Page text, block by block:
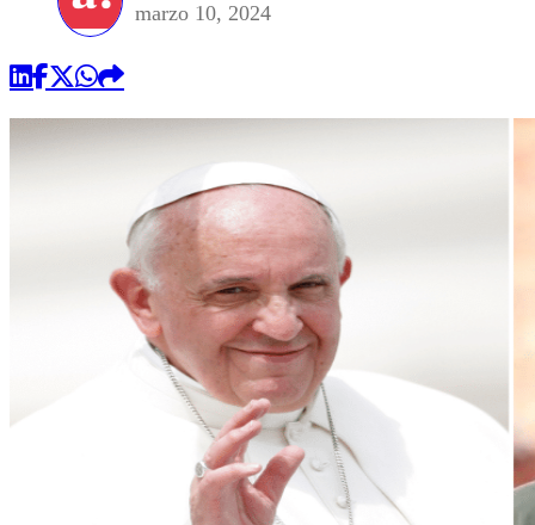
Torneo Nacional
Nacional
Comercial
marzo 10, 2024